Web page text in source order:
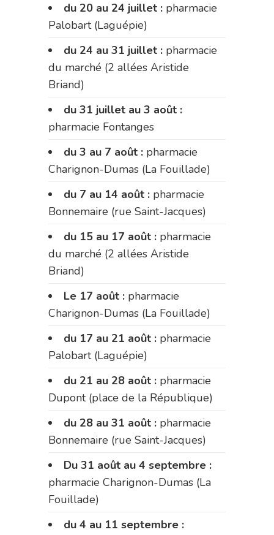
du 20 au 24 juillet : pharmacie
Palobart (Laguépie)
du 24 au 31 juillet : pharmacie
du marché (2 allées Aristide
Briand)
du 31 juillet au 3 août :
pharmacie Fontanges
du 3 au 7 août : pharmacie
Charignon-Dumas (La Fouillade)
du 7 au 14 août : pharmacie
Bonnemaire (rue Saint-Jacques)
du 15 au 17 août : pharmacie
du marché (2 allées Aristide
Briand)
Le 17 août : pharmacie
Charignon-Dumas (La Fouillade)
du 17 au 21 août : pharmacie
Palobart (Laguépie)
du 21 au 28 août : pharmacie
Dupont (place de la République)
du 28 au 31 août : pharmacie
Bonnemaire (rue Saint-Jacques)
Du 31 août au 4 septembre :
pharmacie Charignon-Dumas (La
Fouillade)
du 4 au 11 septembre :